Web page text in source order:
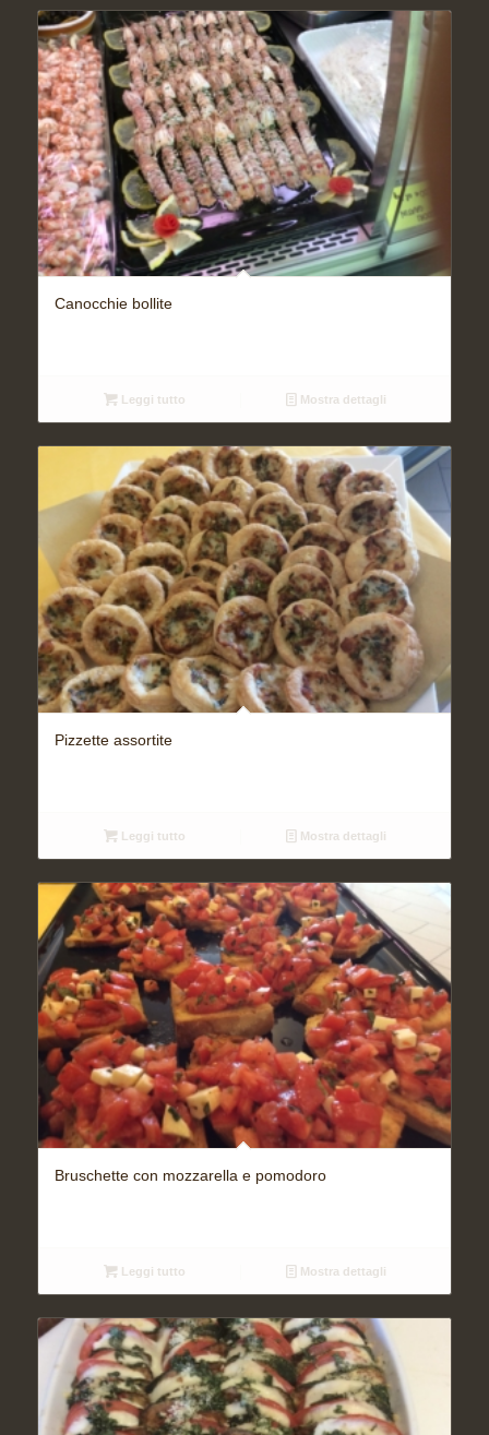
Canocchie bollite
Leggi tutto Mostra dettagli
Pizzette assortite
Leggi tutto Mostra dettagli
Bruschette con mozzarella e pomodoro
Leggi tutto Mostra dettagli